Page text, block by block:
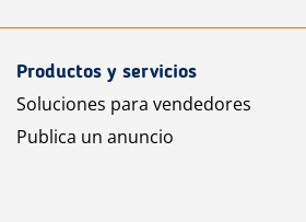
Productos y servicios
Soluciones para vendedores
Publica un anuncio